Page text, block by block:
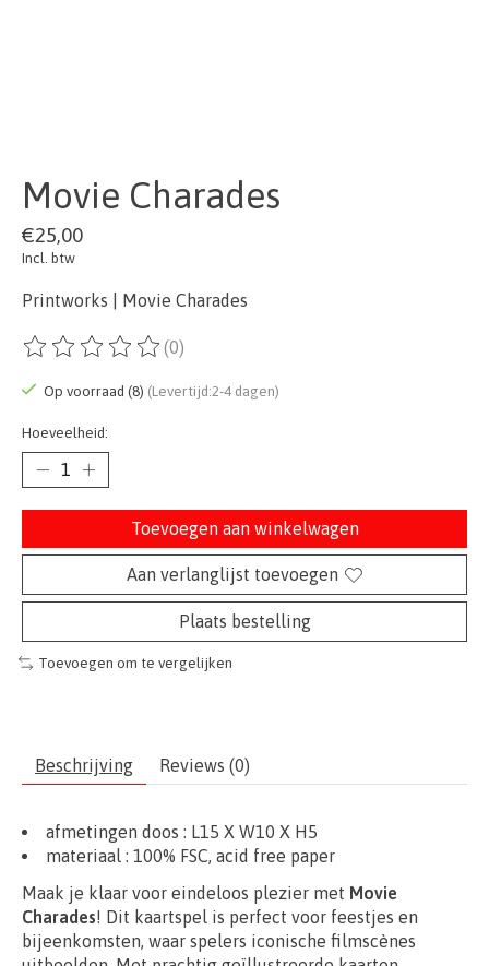
Movie Charades
€25,00
Incl. btw
Printworks | Movie Charades
De beoordeling van dit product is
(0)
Op voorraad (8) (Levertijd:2-4 dagen)
Hoeveelheid:
Toevoegen aan winkelwagen
Aan verlanglijst toevoegen
Plaats bestelling
Toevoegen om te vergelijken
Beschrijving Reviews (0)
afmetingen doos : L15 X W10 X H5
materiaal : 100% FSC, acid free paper
Maak je klaar voor eindeloos plezier met Movie
Charades! Dit kaartspel is perfect voor feestjes en
bijeenkomsten, waar spelers iconische filmscènes